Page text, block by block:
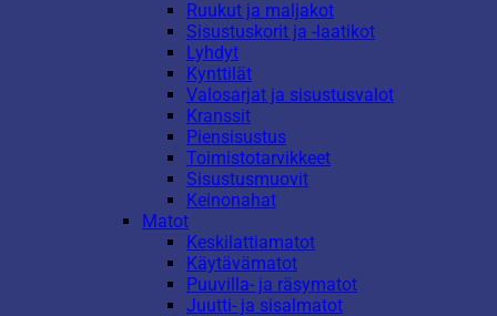
Ruukut ja maljakot
Sisustuskorit ja -laatikot
Lyhdyt
Kynttilät
Valosarjat ja sisustusvalot
Kranssit
Piensisustus
Toimistotarvikkeet
Sisustusmuovit
Keinonahat
Matot
Keskilattiamatot
Käytävämatot
Puuvilla- ja räsymatot
Juutti- ja sisalmatot